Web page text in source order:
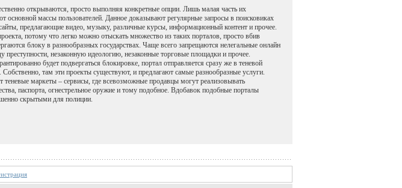
открываются, просто выполняя конкретные опции. Лишь малая часть их
основной массы пользователей. Данное доказывают регулярные запросы в поисковиках
предлагающие видео, музыку, различные курсы, информационный контент и прочее.
потому что легко можно отыскать множество из таких порталов, просто вбив
блоку в разнообразных государствах. Чаще всего запрещаются нелегальные онлайн
незаконную идеологию, незаконные торговые площадки и прочее.
будет подвергаться блокировке, портал отправляется сразу же в теневой
там эти проекты существуют, и предлагают самые разнообразные услуги.
маркеты – сервисы, где всевозможные продавцы могут реализовывать
паспорта, огнестрельное оружие и тому подобное. Вдобавок подобные порталы
скрытыми для полиции.